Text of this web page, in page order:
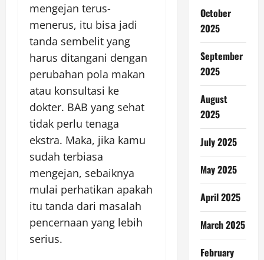
mengejan terus-
menerus, itu bisa jadi
tanda sembelit yang
harus ditangani dengan
perubahan pola makan
atau konsultasi ke
dokter. BAB yang sehat
tidak perlu tenaga
ekstra. Maka, jika kamu
sudah terbiasa
mengejan, sebaiknya
mulai perhatikan apakah
itu tanda dari masalah
pencernaan yang lebih
serius.
October
2025
September
2025
August
2025
July 2025
May 2025
April 2025
March 2025
February